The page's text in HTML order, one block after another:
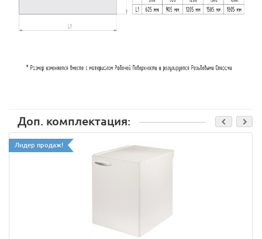
Доп. комплектация:
Лидер продаж!